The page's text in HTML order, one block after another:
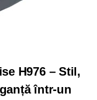
H976 – Stil,
într-un